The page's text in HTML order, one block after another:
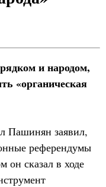
и народом,
«органическая
Пашинян заявил,
референдумы
он сказал в ходе